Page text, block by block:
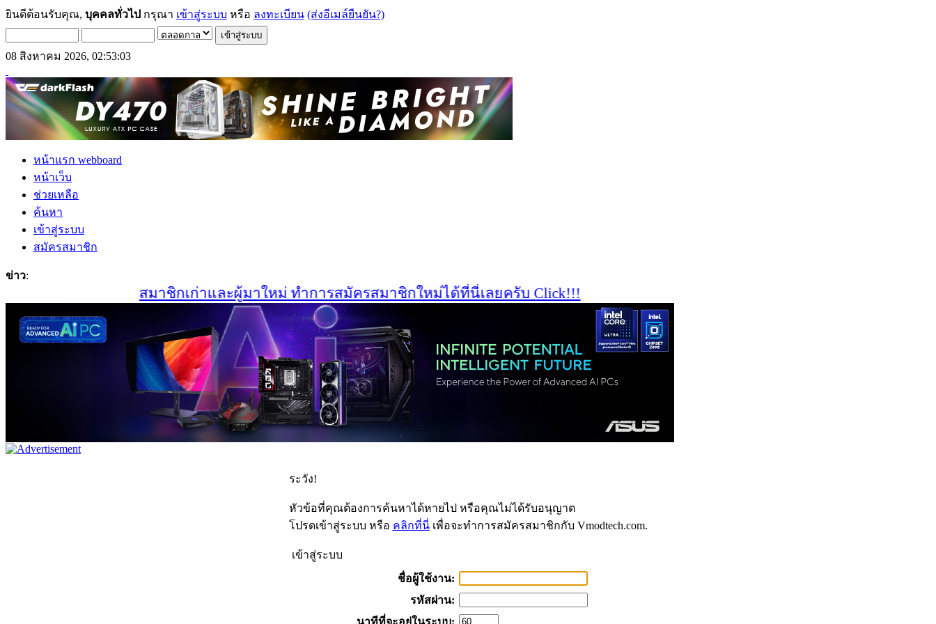
ยินดีต้อนรับคุณ, บุคคลทั่วไป กรุณา เข้าสู่ระบบ หรือ ลงทะเบียน (ส่งอีเมล์ยืนยัน?)
08 สิงหาคม 2026, 02:53:03
หน้าแรก webboard
หน้าเว็บ
ช่วยเหลือ
ค้นหา
เข้าสู่ระบบ
สมัครสมาชิก
ข่าว:
สมาชิกเก่าและผู้มาใหม่ ทำการสมัครสมาชิกใหม่ได้ที่นี่เลยครับ Click!!!
ระวัง!
หัวข้อที่คุณต้องการค้นหาได้หายไป หรือคุณไม่ได้รับอนุญาต
โปรดเข้าสู่ระบบ หรือ คลิกที่นี่เพื่อจะทำการสมัครสมาชิกกับ Vmodtech.com.
เข้าสู่ระบบ
ชื่อผู้ใช้งาน:
รหัสผ่าน:
นาทีที่จะอยู่ในระบบ: